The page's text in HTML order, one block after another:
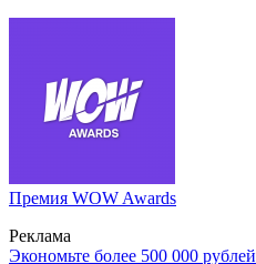
Премия WOW Awards
Реклама
Экономьте более 500 000 рублей